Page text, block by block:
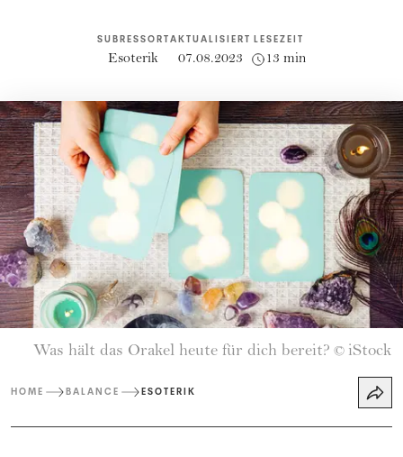
SUBRESSORT
Esoterik
AKTUALISIERT
07.08.2023
LESEZEIT
13 min
Was hält das Orakel heute für dich bereit? © iStock
HOME BALANCE ESOTERIK